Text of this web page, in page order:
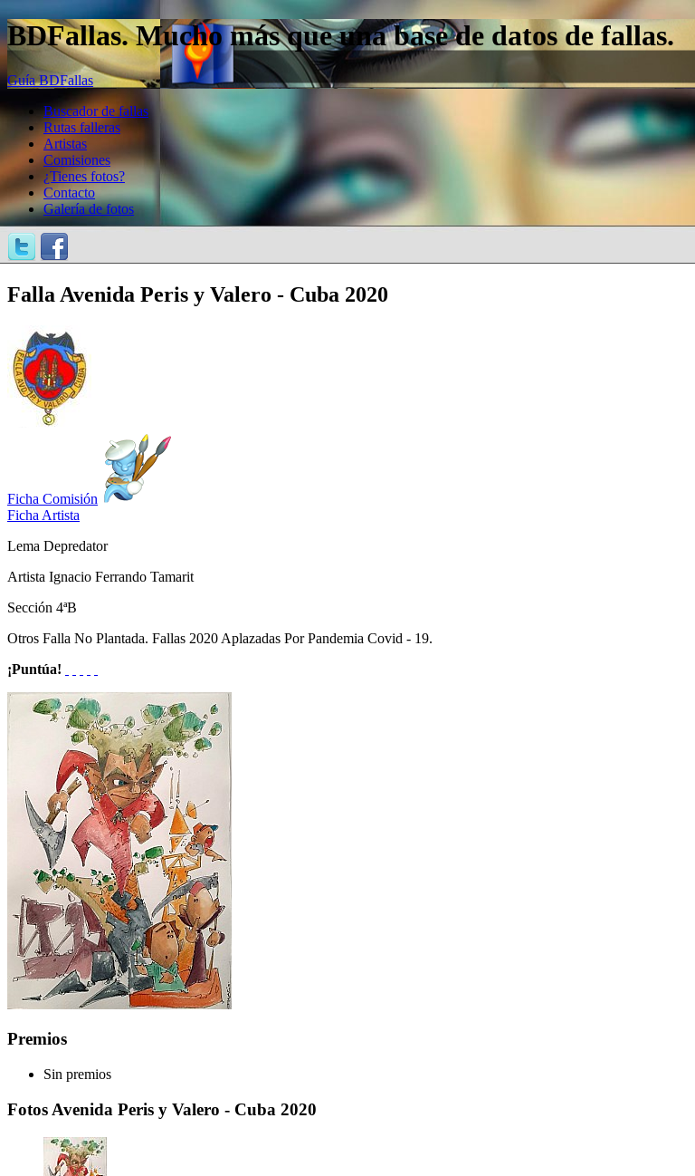
BDFallas. Mucho más que una base de datos de fallas.
Guía BDFallas
Buscador de fallas
Rutas falleras
Artistas
Comisiones
¿Tienes fotos?
Contacto
Galería de fotos
Falla Avenida Peris y Valero - Cuba 2020
Ficha Comisión
Ficha Artista
Lema Depredator
Artista Ignacio Ferrando Tamarit
Sección 4ªB
Otros Falla No Plantada. Fallas 2020 Aplazadas Por Pandemia Covid - 19.
¡Puntúa!
Premios
Sin premios
Fotos Avenida Peris y Valero - Cuba 2020